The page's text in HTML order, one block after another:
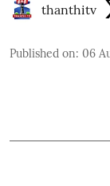
thanthitv
Published on: 06